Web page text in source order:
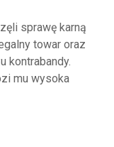
sprawę karną
towar oraz
kontrabandy.
mu wysoka